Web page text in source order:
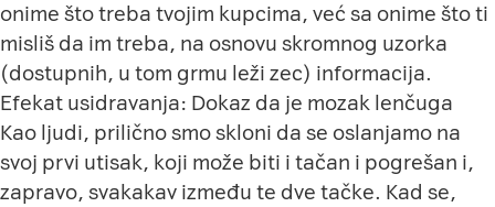
onime što treba tvojim kupcima, već sa onime što ti
misliš da im treba, na osnovu skromnog uzorka
(dostupnih, u tom grmu leži zec) informacija.
Efekat usidravanja: Dokaz da je mozak lenčuga
Kao ljudi, prilično smo skloni da se oslanjamo na
svoj prvi utisak, koji može biti i tačan i pogrešan i,
zapravo, svakakav između te dve tačke. Kad se,